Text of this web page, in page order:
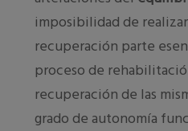
imposibilidad de
recuperación parte
proceso de
recuperación de las
grado de autonomía